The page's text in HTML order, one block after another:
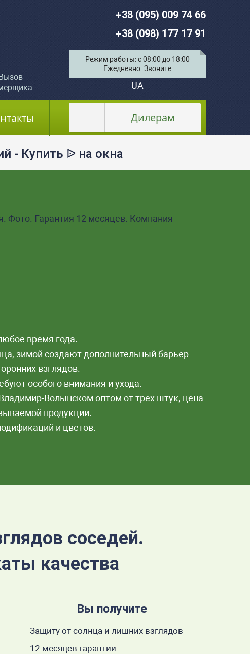
Дилерам
+38 (095) 009 74 66
+38 (098) 177 17 91
Режим работы: с 08:00 до 18:00
Ежедневно. Звоните
UA
Купить ᐉ на окна
время года.
зимой создают дополнительный барьер
взглядов.
особого внимания и ухода.
Волынском оптом от трех штук, цена
продукции.
и цветов.
соседей.
качества
Вы получите
Защиту от солнца и лишних взглядов
12 месяцев гарантии